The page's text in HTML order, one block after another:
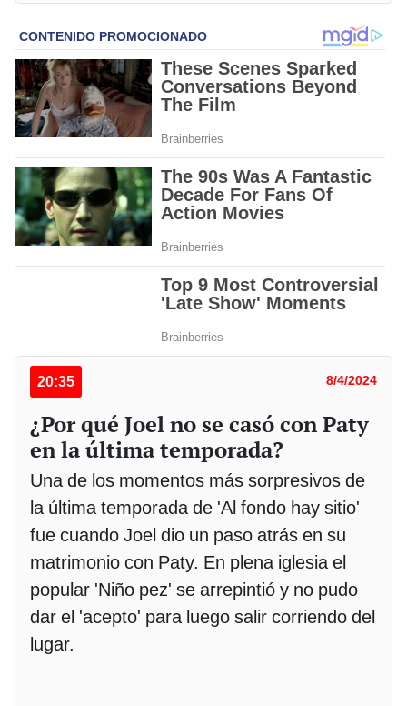
20:35 8/4/2024
¿Por qué Joel no se casó con Paty
en la última temporada?
Una de los momentos más sorpresivos de
la última temporada de 'Al fondo hay sitio'
fue cuando Joel dio un paso atrás en su
matrimonio con Paty. En plena iglesia el
popular 'Niño pez' se arrepintió y no pudo
dar el 'acepto' para luego salir corriendo del
lugar.